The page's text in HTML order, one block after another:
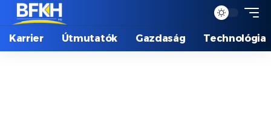
Karrier Útmutatók Gazdaság Technológia